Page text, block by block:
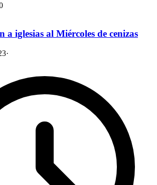
a iglesias al Miércoles de cenizas
·